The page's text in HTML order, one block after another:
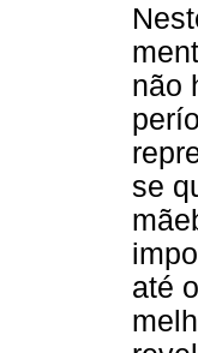
não
se
até